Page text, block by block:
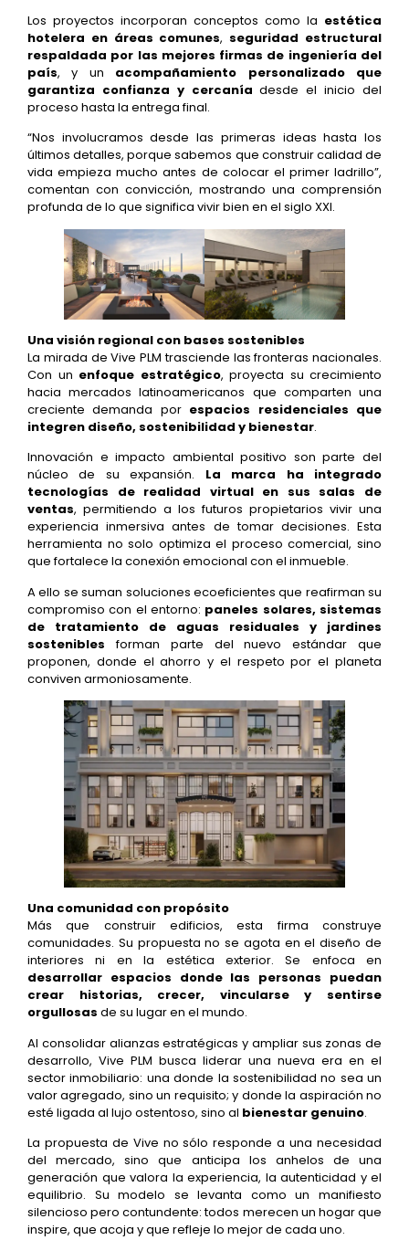
Los proyectos incorporan conceptos como la estética
hotelera en áreas comunes, seguridad estructural
respaldada por las mejores firmas de ingeniería del
país, y un acompañamiento personalizado
que
garantiza confianza y cercaníadesde el inicio del
proceso hasta la entrega final.
“Nos involucramos desde las primeras ideas hasta los
últimos detalles, porque sabemos que construir calidad de
vida empieza mucho antes de colocar el primer ladrillo”,
comentan con convicción, mostrando una comprensión
profunda de lo que significa vivir bien en el siglo XXI.
Una visión regional con bases sostenibles
La mirada de Vive PLM trasciende las fronteras nacionales.
Con un enfoque estratégico, proyecta su crecimiento
hacia mercados latinoamericanos que comparten una
creciente demanda por espacios residenciales que
integren diseño, sostenibilidad y bienestar.
Innovación e impacto ambiental positivo son parte del
núcleo de su expansión. La marca ha integrado
tecnologías de realidad virtual en sus salas de
ventas, permitiendo a los futuros propietarios vivir una
experiencia inmersiva antes de tomar decisiones. Esta
herramienta no solo optimiza el proceso comercial, sino
que fortalece la conexión emocional con el inmueble.
A ello se suman soluciones ecoeficientes que reafirman su
compromiso con el entorno: paneles solares, sistemas
de tratamiento de aguas residuales y jardines
sostenibles forman parte del nuevo estándar que
proponen, donde el ahorro y el respeto por el planeta
conviven armoniosamente.
Una comunidad con propósito
Más que construir edificios, esta firma construye
comunidades. Su propuesta no se agota en el diseño de
interiores ni en la estética exterior. Se enfoca en
desarrollar espacios donde las personas puedan
crear historias, crecer, vincularse y sentirse
orgullosas de su lugar en el mundo.
Al consolidar alianzas estratégicas y ampliar sus zonas de
desarrollo, Vive PLM busca liderar una nueva era en el
sector inmobiliario: una donde la sostenibilidad no sea un
valor agregado, sino un requisito; y donde la aspiración no
esté ligada al lujo ostentoso, sino al bienestar genuino.
La propuesta de Vive no sólo responde a una necesidad
del mercado, sino que anticipa los anhelos de una
generación que valora la experiencia, la autenticidad y el
equilibrio. Su modelo se levanta como un manifiesto
silencioso pero contundente: todos merecen un hogar que
inspire, que acoja y que refleje lo mejor de cada uno.